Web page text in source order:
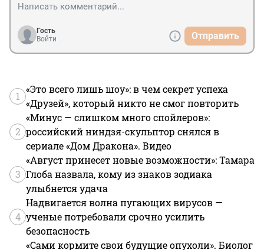
времени 1 час в лучшем случае, в часы повышенного
сказать.
Гость
Войти
Отправить
1
«Это всего лишь шоу»: в чем секрет успеха
«Друзей», который никто не смог повторить
2
«Минус — слишком много спойлеров»:
российский ниндзя-скульптор снялся в
сериале «Дом Дракона». Видео
3
«Август принесет новые возможности»: Тамара
Глоба назвала, кому из знаков зодиака
улыбнется удача
4
Надвигается волна пугающих вирусов —
ученые потребовали срочно усилить
безопасность
«Сами кормите свои будущие опухоли». Биолог